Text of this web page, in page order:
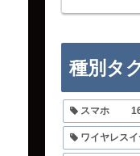
種別タ
スマホ
ワイヤレス